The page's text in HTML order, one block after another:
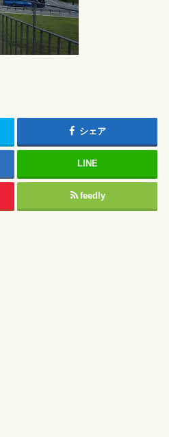
シェア
LINE
feedly